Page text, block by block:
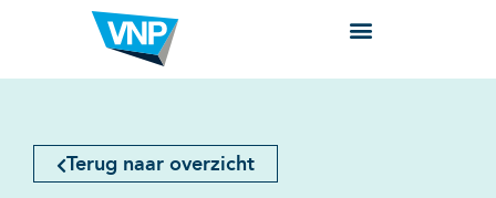
Terug naar overzicht